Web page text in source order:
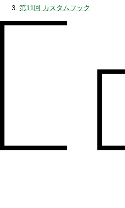
第11回 カスタムフック